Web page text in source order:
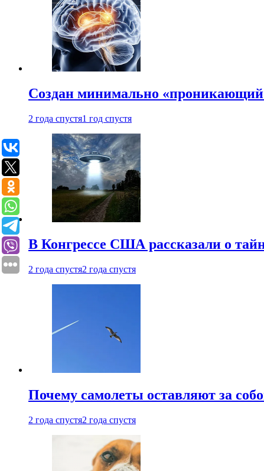
Создан минимально «проникающий
2 года спустя1 год спустя
В Конгрессе США рассказали о
2 года спустя2 года спустя
Почему самолеты оставляют за
2 года спустя2 года спустя